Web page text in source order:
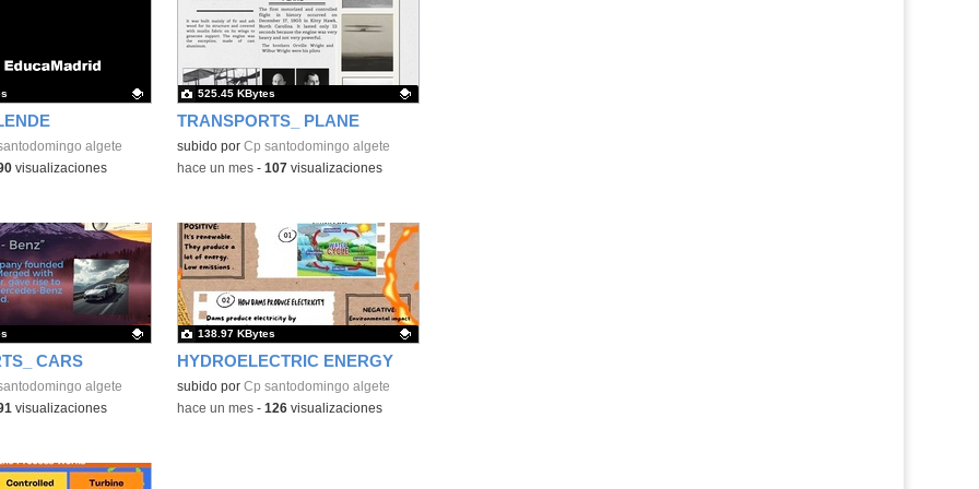
algete
visualizaciones
TRANSPORTS_ PLANE
Contenido educativo.
subido por Cp santodomingo algete
525.45 KBytes
-hace un mes- 107visualizaciones
CARS
algete
visualizaciones
HYDROELECTRIC ENERGY
Contenido educativo.
subido por Cp santodomingo algete
138.97 KBytes
-hace un mes- 126visualizaciones